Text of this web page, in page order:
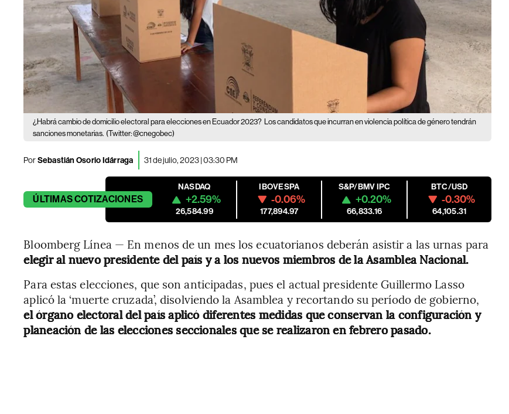
¿Habrá cambio de domicilio electoral para elecciones en Ecuador 2023? Los candidatos que incurran en violencia política de género tendrán
sanciones monetarias. (Twitter: @cnegobec)
PorSebastián Osorio Idárraga 31 de julio, 2023 | 03:30 PM
ÚLTIMASCOTIZACIONES
NASDAQ
+2.59%
26,584.99
IBOVESPA
-0.06%
177,894.97
S&P/BMV IPC
+0.20%
66,833.16
BTC/USD
-0.30%
64,105.31
Bloomberg Línea — En menos de un mes los ecuatorianos deberán asistir a las urnas para
elegir al nuevo presidente del país y a los nuevos miembros de la Asamblea Nacional.
Para estas elecciones, que son anticipadas, pues el actual presidente Guillermo Lasso
aplicó la ‘muerte cruzada’, disolviendo la Asamblea y recortando su período de gobierno,
el órgano electoral del país aplicó diferentes medidas que conservan la configuración y
planeación de las elecciones seccionales que se realizaron en febrero pasado.